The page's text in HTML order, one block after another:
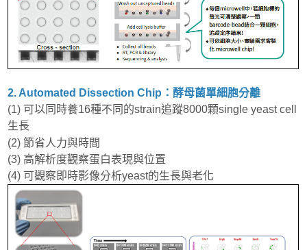
2. Automated Dissection Chip：酵母菌單細胞分離
(1) 可以同時養16種不同的strain追蹤8000顆single yeast cell
生長
(2) 節省人力與時間
(3) 高解析度觀察蛋白表現與位置
(4) 可觀察即時影像分析yeast的生長與老化